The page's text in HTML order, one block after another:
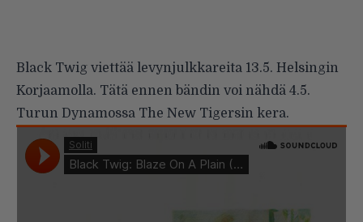
Black Twig viettää levynjulkkareita 13.5. Helsingin
Korjaamolla. Tätä ennen bändin voi nähdä 4.5.
Turun Dynamossa The New Tigersin kera.